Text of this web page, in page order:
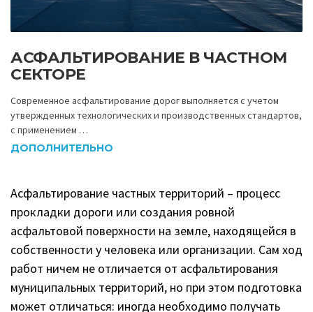
АСФАЛЬТИРОВАНИЕ В ЧАСТНОМ
СЕКТОРЕ
Современное асфальтирование дорог выполняется с учетом
утвержденных технологических и производственных стандартов,
с применением …
ДОПОЛНИТЕЛЬНО
Асфальтирование частных территорий – процесс
прокладки дороги или создания ровной
асфальтовой поверхности на земле, находящейся в
собственности у человека или организации. Сам ход
работ ничем не отличается от асфальтирования
муниципальных территорий, но при этом подготовка
может отличаться: иногда необходимо получать